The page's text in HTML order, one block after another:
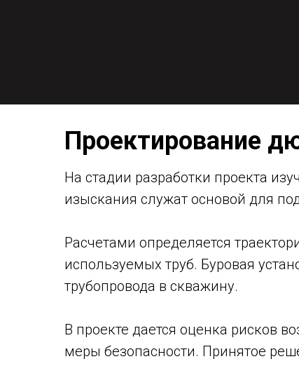
Проектирование
На стадии разработки проекта
изыскания служат основой для
Расчетами определяется
используемых труб. Буровая
трубопровода в скважину.
В проекте дается оценка рисков
меры безопасности. Принятое